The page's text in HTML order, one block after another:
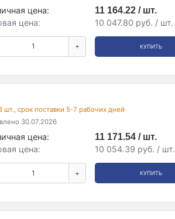
цена:
11 164.22 / шт.
цена:
10 047.80 руб. / шт.
+ КУПИТЬ
шт., срок поставки 5-7 рабочих дней
30.07.2026
цена:
11 171.54 / шт.
цена:
10 054.39 руб. / шт.
+ КУПИТЬ